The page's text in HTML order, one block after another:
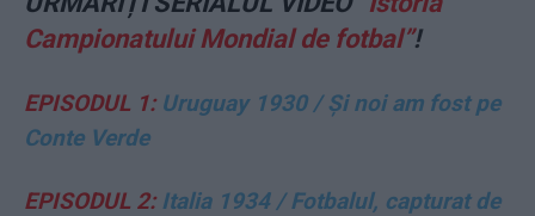
Campionatului Mondial de fotbal”!
EPISODUL 1:Uruguay 1930 / Și noi am fost pe
Conte Verde
EPISODUL 2:Italia 1934 / Fotbalul, capturat de